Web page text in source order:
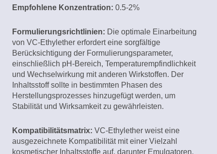
Empfohlene Konzentration: 0.5-2%
Formulierungsrichtlinien: Die optimale Einarbeitung
von VC-Ethylether erfordert eine sorgfältige
Berücksichtigung der Formulierungsparameter,
einschließlich pH-Bereich, Temperaturempfindlichkeit
und Wechselwirkung mit anderen Wirkstoffen. Der
Inhaltsstoff sollte in bestimmten Phasen des
Herstellungsprozesses hinzugefügt werden, um
Stabilität und Wirksamkeit zu gewährleisten.
Kompatibilitätsmatrix: VC-Ethylether weist eine
ausgezeichnete Kompatibilität mit einer Vielzahl
kosmetischer Inhaltsstoffe auf, darunter Emulgatoren,